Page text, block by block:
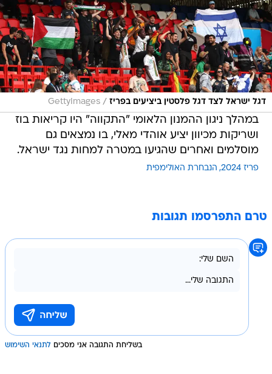
דגל ישראל לצד דגל פלסטין ביציעים בפריז /
GettyImages
במהלך ניגון ההמנון הלאומי "התקווה" היו קריאות בוז
ושריקות מכיוון יציע אוהדי מאלי, בו נמצאים גם
מוסלמים ואחרים שהגיעו במטרה למחות נגד ישראל.
פריז 2024 הנבחרת האולימפית
טרם התפרסמו תגובות
בשליחת התגובה אני מסכים לתנאי השימוש